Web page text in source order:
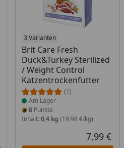
in ProzentPreis
Preis
3 Varianten
Brit Care Fresh
Duck&Turkey Sterilized
/ Weight Control
Katzentrockenfutter
(1)
Produkt am Lager
Am Lager
8Punkte
Inhalt: 0,4 kg (19,98 €/kg)
7,99 €